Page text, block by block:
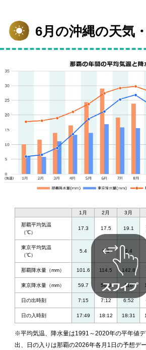
6月の沖縄の天気
1月 2月 3月
那覇平均気温
（℃）
17.3 17.5 19.1
東京平均気温
（℃）
5.4 6.1 9.4
那覇降水量（mm） 101.6 114.5 142.8
東京降水量（mm） 59.7 56.5 116
日の出時刻 7:15 7:12 6:52
日の入時刻 17:49 18:12 18:31
※平均気温、降水量は1991～2020年の平年値
出、日の入りは那覇の2026年各月1日の予想デー